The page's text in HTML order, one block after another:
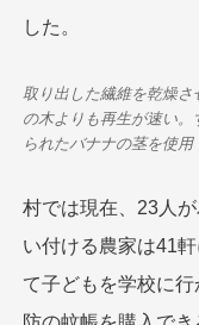
した。
取り出した繊維を乾燥
の木よりも再生が速い
られたバナナの茎を使用
村では現在、23人
い付ける農家は41
て子どもを学校に